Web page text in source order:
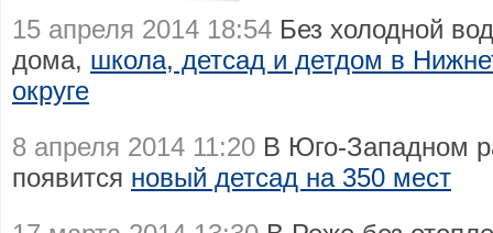
15 апреля 2014 18:54 Без холодной
дома, школа, детсад и детдом в
округе
8 апреля 2014 11:20 В Юго-Западном
появится новый детсад на 350 мест